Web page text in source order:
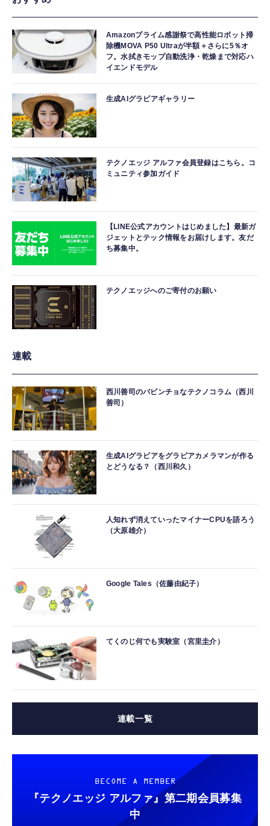
Amazonプライム感謝祭で高性能ロボット掃
除機MOVA P50 Ultraが半額＋さらに5％オ
フ。水拭きモップ自動洗浄・乾燥まで対応ハ
イエンドモデル
生成AIグラビアギャラリー
テクノエッジ アルファ会員登録はこちら。コ
ミュニティ参加ガイド
【LINE公式アカウントはじめました】最新ガ
ジェットとテック情報をお届けします。友だ
ち募集中。
テクノエッジへのご寄付のお願い
連載
西川善司のバビンチョなテクノコラム（西川
善司）
生成AIグラビアをグラビアカメラマンが作る
とどうなる？（西川和久）
人知れず消えていったマイナーCPUを語ろう
（大原雄介）
Google Tales（佐藤由紀子）
てくのじ何でも実験室（宮里圭介）
連載一覧
BECOME A MEMBER
『テクノエッジ アルファ』 第二期会員募集
中